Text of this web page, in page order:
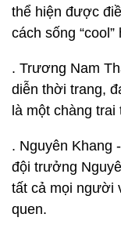
thể hiện được
cách sống
. Trương Nam
diễn thời trang,
là một chàng
. Nguyên Khang
đội trưởng
tất cả mọi người
quen.